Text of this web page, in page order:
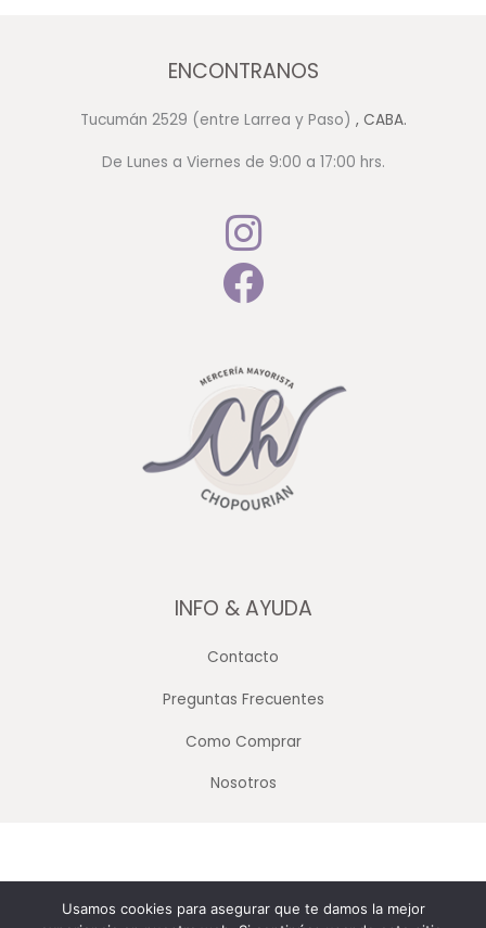
ENCONTRANOS
Tucumán 2529 (entre Larrea y Paso) , CABA.
De Lunes a Viernes de 9:00 a 17:00 hrs.
INFO & AYUDA
Contacto
Preguntas Frecuentes
Como Comprar
Nosotros
Usamos cookies para asegurar que te damos la mejor